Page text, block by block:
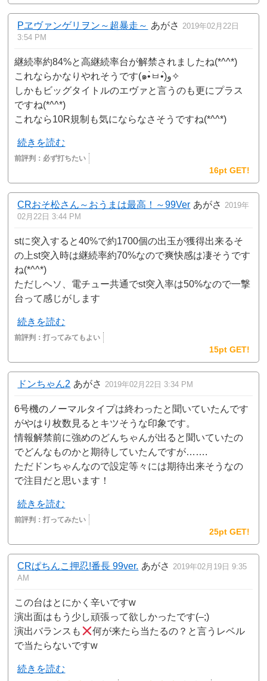
Pヱヴァンゲリヲン～超暴走～ あがさ 2019年02月22日
3:54 PM
継続率約84%と高継続率台が解禁されましたね(*^^*)
これならかなりやれそうです(๑•̀ㅂ•́)و✧
しかもビッグタイトルのエヴァと言うのも更にプラス
ですね(*^^*)
これなら10R規制も気にならなさそうですね(*^^*)
続きを読む
前評判： 必ず打ちたい
16pt GET!
CRおそ松さん～おうまは最高！～99Ver あがさ 2019年
02月22日 3:44 PM
stに突入すると40%で約1700個の出玉が獲得出来るそ
の上st突入時は継続率約70%なので爽快感は凄そうです
ね(*^^*)
ただしヘソ、電チュー共通でst突入率は50%なので一撃
台って感じがします
続きを読む
前評判：打ってみてもよい
15pt GET!
ドンちゃん2 あがさ 2019年02月22日 3:34 PM
6号機のノーマルタイプは終わったと聞いていたんです
がやはり枚数見るとキツそうな印象です。
情報解禁前に強めのどんちゃんが出ると聞いていたの
でどんなものかと期待していたんですが…….
ただドンちゃんなので設定等々には期待出来そうなの
で注目だと思います！
続きを読む
前評判：打ってみたい
25pt GET!
CRぱちんこ押忍!番長 99ver. あがさ 2019年02月19日 9:35
AM
この台はとにかく辛いですw
演出面はもう少し頑張って欲しかったです(–;)
演出バランスも
何が来たら当たるの？と言うレベル
で当たらないですw
続きを読む